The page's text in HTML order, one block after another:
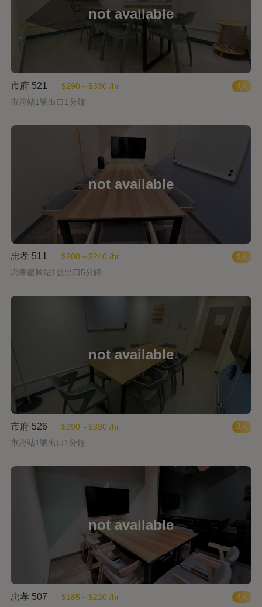
8人
市府 521
$290～$330 /hr
市府站1號出口1分鐘
8人
忠孝 511
$200～$240 /hr
忠孝復興站1號出口5分鐘
8人
市府 526
$290～$330 /hr
市府站1號出口1分鐘
8人
忠孝 507
$185～$220 /hr